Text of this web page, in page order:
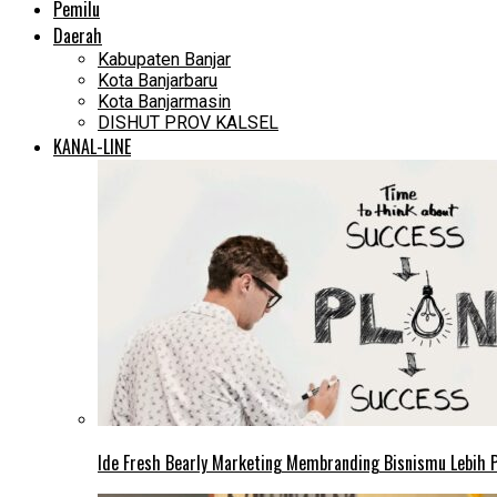
Pemilu
Daerah
Kabupaten Banjar
Kota Banjarbaru
Kota Banjarmasin
DISHUT PROV KALSEL
KANAL-LINE
Ide Fresh Bearly Marketing Membranding Bisnismu Lebih